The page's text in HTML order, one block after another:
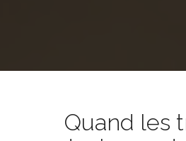
Quand les